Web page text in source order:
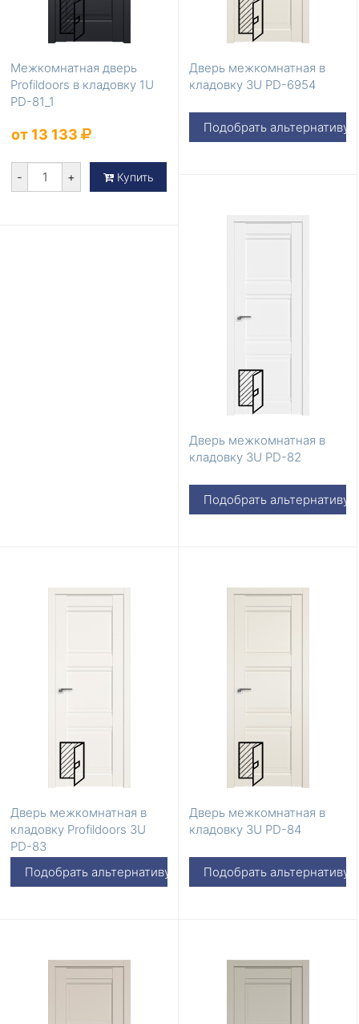
Межкомнатная дверь
Profildoors в кладовку 1U
PD-81_1
от 13 133
- + Купить
Дверь межкомнатная в
кладовку 3U PD-6954
Подобрать альтернативу
Дверь межкомнатная в
кладовку 3U PD-82
Подобрать альтернативу
Дверь межкомнатная в
кладовку Profildoors 3U
PD-83
Подобрать альтернативу
Дверь межкомнатная в
кладовку 3U PD-84
Подобрать альтернативу